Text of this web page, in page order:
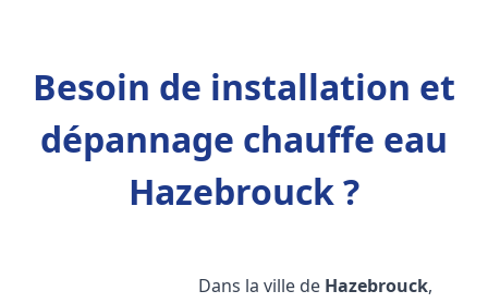
Besoin de installation et
dépannage chauffe eau
Hazebrouck ?
Dans la ville de Hazebrouck,